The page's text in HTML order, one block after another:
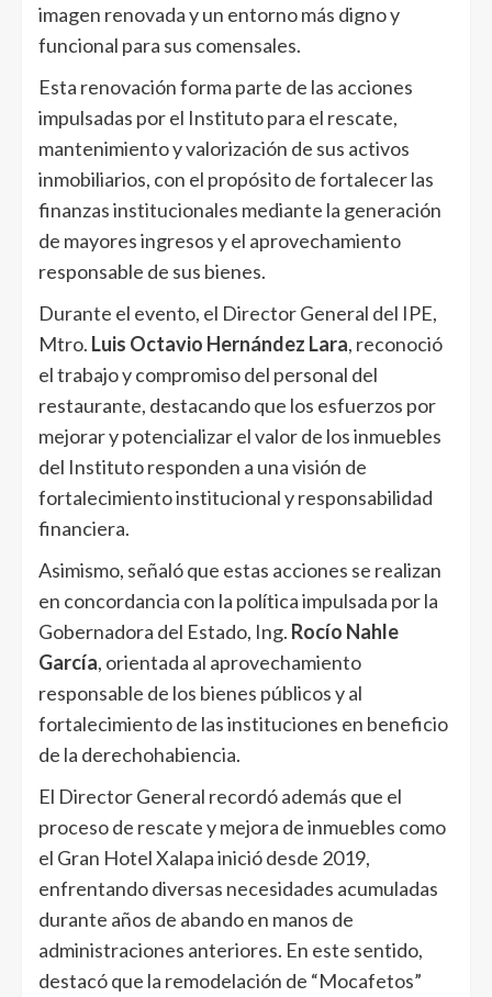
imagen renovada y un entorno más digno y
funcional para sus comensales.
Esta renovación forma parte de las acciones
impulsadas por el Instituto para el rescate,
mantenimiento y valorización de sus activos
inmobiliarios, con el propósito de fortalecer las
finanzas institucionales mediante la generación
de mayores ingresos y el aprovechamiento
responsable de sus bienes.
Durante el evento, el Director General del IPE,
Mtro. Luis Octavio Hernández Lara, reconoció
el trabajo y compromiso del personal del
restaurante, destacando que los esfuerzos por
mejorar y potencializar el valor de los inmuebles
del Instituto responden a una visión de
fortalecimiento institucional y responsabilidad
financiera.
Asimismo, señaló que estas acciones se realizan
en concordancia con la política impulsada por la
Gobernadora del Estado, Ing. Rocío Nahle
García, orientada al aprovechamiento
responsable de los bienes públicos y al
fortalecimiento de las instituciones en beneficio
de la derechohabiencia.
El Director General recordó además que el
proceso de rescate y mejora de inmuebles como
el Gran Hotel Xalapa inició desde 2019,
enfrentando diversas necesidades acumuladas
durante años de abando en manos de
administraciones anteriores. En este sentido,
destacó que la remodelación de “Mocafetos”